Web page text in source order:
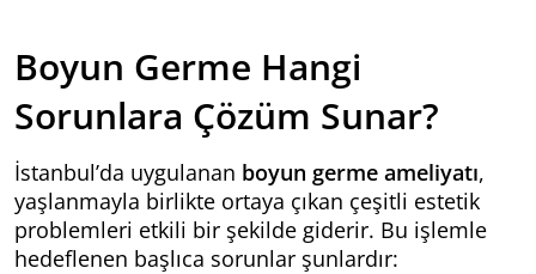
Boyun Germe Hangi
Sorunlara Çözüm Sunar?
İstanbul’da uygulanan boyun germe ameliyatı,
yaşlanmayla birlikte ortaya çıkan çeşitli estetik
problemleri etkili bir şekilde giderir. Bu işlemle
hedeflenen başlıca sorunlar şunlardır: